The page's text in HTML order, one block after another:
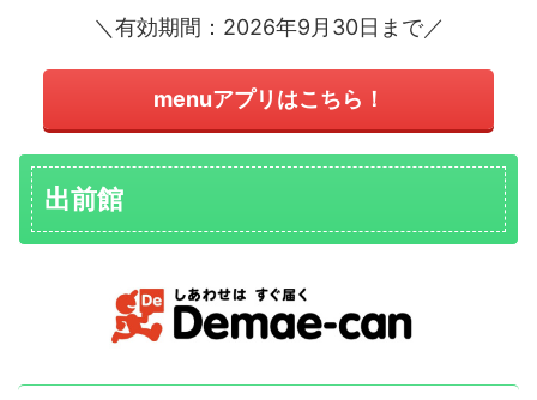
＼有効期間：2026年9月30日まで／
menuアプリはこちら！
出前館